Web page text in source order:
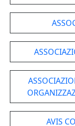
AVIS